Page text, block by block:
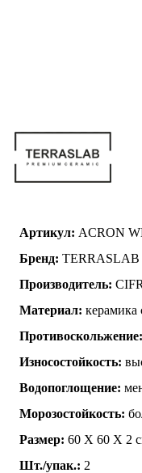
Артикул: ACRON
Бренд: TERRASLAB
Производитель:
Материал: керамика
Противоскольжение:
Износостойкость:
Водопоглощение:
Морозостойкость:
Размер: 60 Х 60 Х 2
Шт./упак.: 2